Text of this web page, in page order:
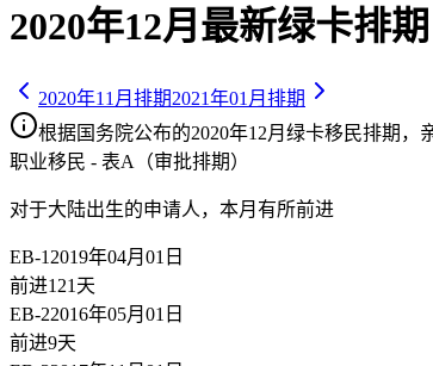
2020年12月最新绿卡排期
2020年11 月排期2021年01 月排期
根据国务院公布的2020年12月绿卡移民排期，
职业移民 - 表A（审批排期）
对于大陆出生的申请人， 本月有所前进
EB-1 2019年04月01日
前进121天
EB-22016年05月01日
前进9天